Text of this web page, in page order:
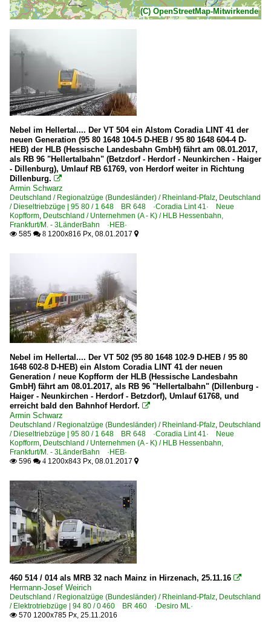
(C) OpenStreetMap-Mitwirkende
Nebel im Hellertal.... Der VT 504 ein Alstom Coradia LINT 41 der
neuen Generation (95 80 1648 104-5 D-HEB / 95 80 1648 604-4 D-
HEB) der HLB (Hessische Landesbahn GmbH) fährt am 08.01.2017,
als RB 96 "Hellertalbahn" (Betzdorf - Herdorf - Neunkirchen - Haiger
- Dillenburg), Umlauf RB 61769, von Herdorf weiter in Richtung
Dillenburg. 
Armin Schwarz
Deutschland / Regionalzüge (Bundesländer) / Rheinland-Pfalz, Deutschland
/ Dieseltriebzüge | 95 80 / 1 648 BR 648 ·Coradia Lint 41· Neue
Kopfform, Deutschland / Unternehmen (A - K) / HLB Hessenbahn,
Frankfurt/M. - 3LänderBahn ·HEB·
 585  8 1200x816 Px, 08.01.2017 
Nebel im Hellertal.... Der VT 502 (95 80 1648 102-9 D-HEB / 95 80
1648 602-8 D-HEB) ein Alstom Coradia LINT 41 der neuen
Generation / neue Kopfform der HLB (Hessische Landesbahn
GmbH) fährt am 08.01.2017, als RB 96 "Hellertalbahn" (Dillenburg -
Haiger - Neunkirchen - Herdorf - Betzdorf), Umlauf 61768, und
erreicht bald den Bahnhof Herdorf. 
Armin Schwarz
Deutschland / Regionalzüge (Bundesländer) / Rheinland-Pfalz, Deutschland
/ Dieseltriebzüge | 95 80 / 1 648 BR 648 ·Coradia Lint 41· Neue
Kopfform, Deutschland / Unternehmen (A - K) / HLB Hessenbahn,
Frankfurt/M. - 3LänderBahn ·HEB·
 596  4 1200x843 Px, 08.01.2017 
460 514 / 014 als MRB 32 nach Mainz in Hirzenach, 25.11.16 
Hermann-Josef Weirich
Deutschland / Regionalzüge (Bundesländer) / Rheinland-Pfalz, Deutschland
/ Elektrotriebzüge | 94 80 / 0 460 BR 460 ·Desiro ML·
 570 1200x785 Px, 25.11.2016